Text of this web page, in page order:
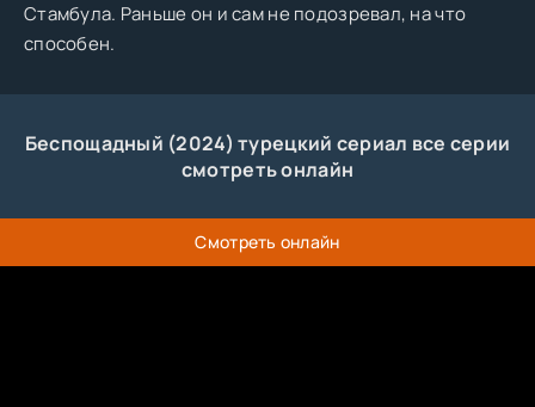
Стамбула. Раньше он и сам не подозревал, на что
способен.
Беспощадный (2024) турецкий сериал все серии
смотреть онлайн
Смотреть онлайн